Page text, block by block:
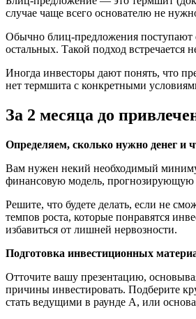
случае чаще всего основателю не
Обычно блиц-предложения поступают
остальных. Такой подход встречается
Иногда инвесторы дают понять, что
нет термшита с конкретными
За 2 месяца до
Определяем, сколько нужно денег и
Вам нужен некий необходимый
финансовую модель, прогнозирующую
Решите, что будете делать, если не
темпов роста, которые понравятся
избавиться от лишней нервозности.
Подготовка инвестиционных
Отточите вашу презентацию,
причины инвестировать. Подберите
стать ведущими в раунде А, или